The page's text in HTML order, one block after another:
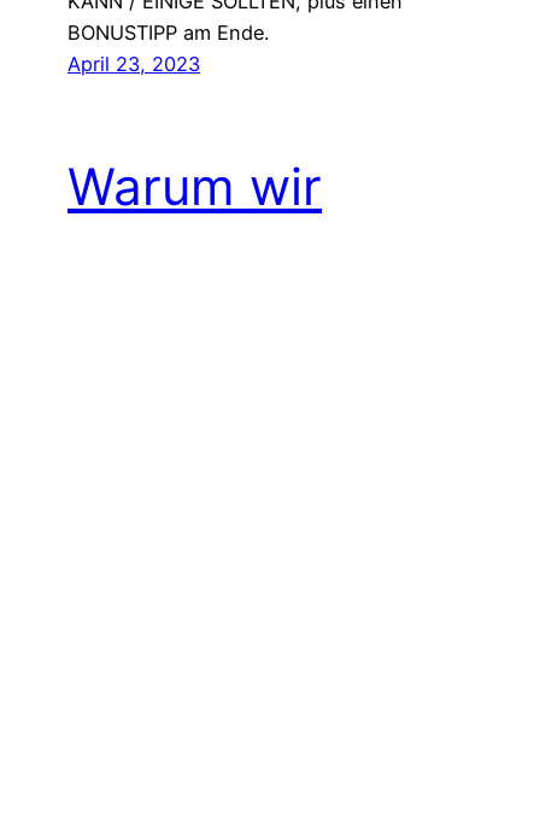
BONUSTIPP am Ende.
April 23, 2023
Warum wir